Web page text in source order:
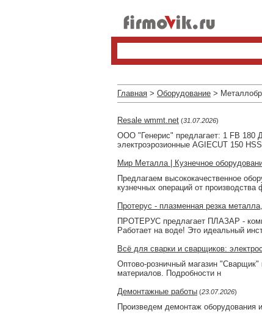
Главная > Оборудование >
Resale wmmt.net (31.07.2026)
ООО "Генерис" предлагает: 1 FB 180
электроэрозионные AGIECUT 150
Мир Металла | Кузнечное
Предлагаем высококачественное
кузнечных операций от производства
Протерус - плазменная резка
ПРОТЕРУС предлагает ПЛАЗАР -
Работает на воде! Это идеальный
Всё для сварки и сварщиков:
Оптово-розничный магазин
материалов. Подробности н
Демонтажные работы (23.07.2026)
Произведем демонтаж оборудования